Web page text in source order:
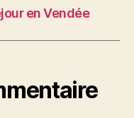
en Vendée